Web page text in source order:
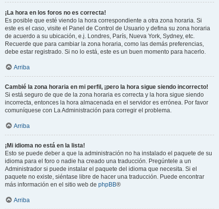
¡La hora en los foros no es correcta!
Es posible que esté viendo la hora correspondiente a otra zona horaria. Si
este es el caso, visite el Panel de Control de Usuario y defina su zona horaria
de acuerdo a su ubicación, e.j. Londres, París, Nueva York, Sydney, etc.
Recuerde que para cambiar la zona horaria, como las demás preferencias,
debe estar registrado. Si no lo está, este es un buen momento para hacerlo.
Arriba
Cambié la zona horaria en mi perfil, ¡pero la hora sigue siendo incorrecto!
Si está seguro de que de la zona horaria es correcta y la hora sigue siendo
incorrecta, entonces la hora almacenada en el servidor es errónea. Por favor
comuníquese con La Administración para corregir el problema.
Arriba
¡Mi idioma no está en la lista!
Esto se puede deber a que la administración no ha instalado el paquete de su
idioma para el foro o nadie ha creado una traducción. Pregúntele a un
Administrador si puede instalar el paquete del idioma que necesita. Si el
paquete no existe, siéntase libre de hacer una traducción. Puede encontrar
más información en el sitio web de phpBB®
Arriba